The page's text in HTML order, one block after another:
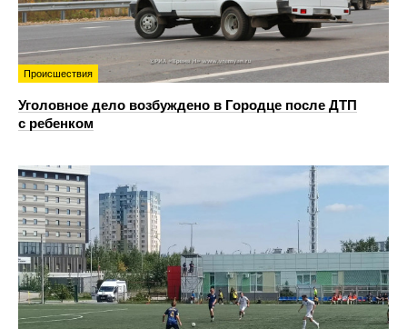
Происшествия
Уголовное дело возбуждено в Городце после ДТП
с ребенком